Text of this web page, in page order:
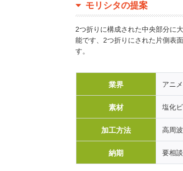
モリシタの提案
2つ折りに構成された中央部分に
能です、2つ折りにされた片側表
す。
業界 アニ
素材 塩化
加工方法 高周
納期 要相談